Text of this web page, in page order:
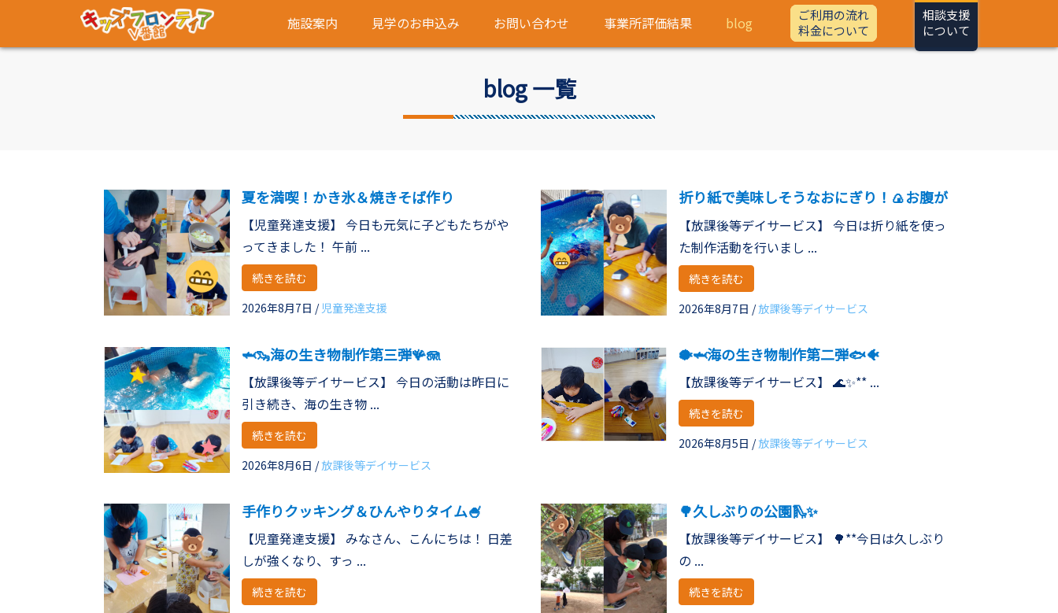
施設案内 見学のお申込み お問い合わせ 事業所評価結果 blog
ご利用の流れ
料金について
相談支援
について
blog 一覧
夏を満喫！かき氷＆焼きそば作り
【児童発達支援】 今日も元気に子どもたちがや
ってきました！ 午前 ...
続きを読む
2026年8月7日 / 児童発達支援
折り紙で美味しそうなおにぎり！🍙お腹が
グ～🫄🏻
【放課後等デイサービス】 今日は折り紙を使っ
た制作活動を行いまし ...
続きを読む
2026年8月7日 /放課後等デイサービス
🦈🦦海の生き物制作第三弾🪸🪼
【放課後等デイサービス】 今日の活動は昨日に
引き続き、海の生き物 ...
続きを読む
2026年8月6日 /放課後等デイサービス
🐡🦈海の生き物制作第二弾🐟🐠
【放課後等デイサービス】 🌊✨** ...
続きを読む
2026年8月5日 /放課後等デイサービス
手作りクッキング＆ひんやりタイム🍧
【児童発達支援】 みなさん、こんにちは！ 日差
しが強くなり、すっ ...
続きを読む
🌳久しぶりの公園🛝✨
【放課後等デイサービス】 🌳**今日は久しぶり
の ...
続きを読む